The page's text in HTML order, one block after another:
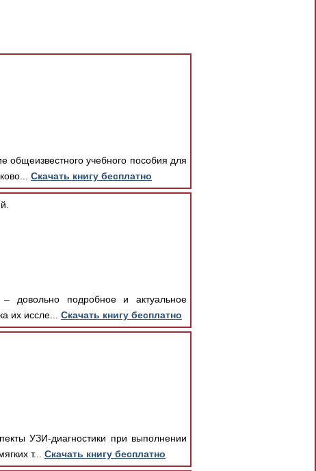
общеизвестного учебного пособия для
Скачать книгу бесплатно
– довольно подробное и актуальное
их иссле... Скачать книгу бесплатно
УЗИ-диагностики при выполнении
т... Скачать книгу бесплатно